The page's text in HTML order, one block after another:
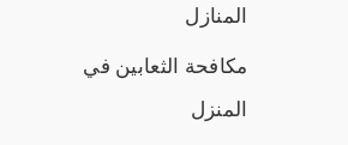
المنازل
مكافحة الثعابين في
المنزل